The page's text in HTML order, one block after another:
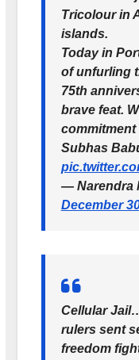
Tricolour in
islands.
Today in
of unfurling
75th
brave feat.
commitment
Subhas
— Narendra
December
Cellular
rulers sent
freedom